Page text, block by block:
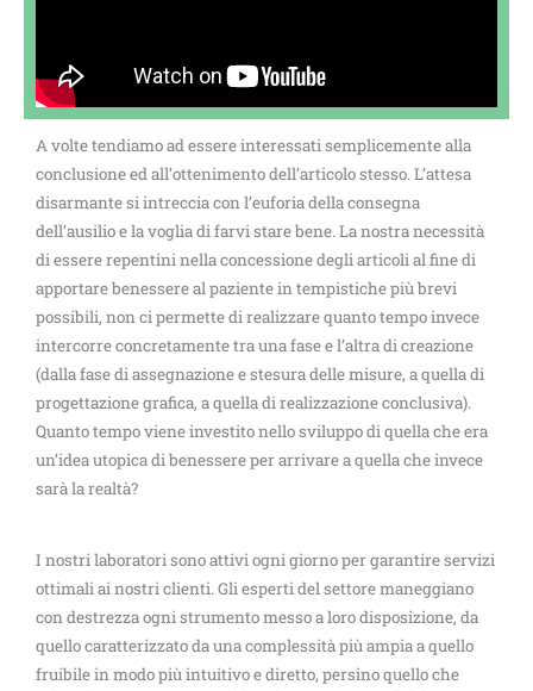
A volte tendiamo ad essere interessati semplicemente alla
conclusione ed all’ottenimento dell’articolo stesso. L’attesa
disarmante si intreccia con l’euforia della consegna
dell’ausilio e la voglia di farvi stare bene. La nostra necessità
di essere repentini nella concessione degli articoli al fine di
apportare benessere al paziente in tempistiche più brevi
possibili, non ci permette di realizzare quanto tempo invece
intercorre concretamente tra una fase e l’altra di creazione
(dalla fase di assegnazione e stesura delle misure, a quella di
progettazione grafica, a quella di realizzazione conclusiva).
Quanto tempo viene investito nello sviluppo di quella che era
un’idea utopica di benessere per arrivare a quella che invece
sarà la realtà?
I nostri laboratori sono attivi ogni giorno per garantire servizi
ottimali ai nostri clienti. Gli esperti del settore maneggiano
con destrezza ogni strumento messo a loro disposizione, da
quello caratterizzato da una complessità più ampia a quello
fruibile in modo più intuitivo e diretto, persino quello che